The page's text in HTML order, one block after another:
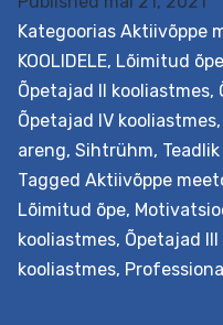
Eesmärk Õpetada
ja videosid
ja mitmekesistada
lõimida erinevaid
videokunsti õpilaste
Kategoorias Aktiivõppe
KOOLIDELE, Lõimitud õpe
Õpetajad II kooliastmes,
Õpetajad IV kooliastmes,
areng, Sihtrühm,
Tagged Aktiivõppe
Lõimitud õpe,
kooliastmes, Õpetajad
kooliastmes,